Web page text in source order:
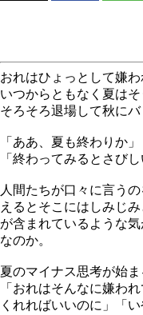
おれはひょっとして嫌
いつからともなく夏は
そろそろ退場して秋にバ
「ああ、夏も終わりか」
「終わってみるとさびし
人間たちが口々に言う
えるとそこにはしみじ
が含まれているような
なのか。
夏のマイナス思考が始ま
「おれはそんなに嫌わ
くれればいいのに」「